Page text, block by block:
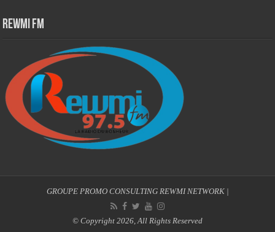
Rewmi Fm
GROUPE PROMO CONSULTING REWMI NETWORK|
© Copyright 2026, All Rights Reserved